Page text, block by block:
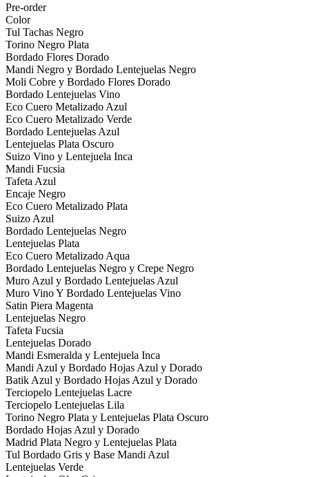
Pre-order
Color
Tul Tachas Negro
Torino Negro Plata
Bordado Flores Dorado
Mandi Negro y Bordado Lentejuelas Negro
Moli Cobre y Bordado Flores Dorado
Bordado Lentejuelas Vino
Eco Cuero Metalizado Azul
Eco Cuero Metalizado Verde
Bordado Lentejuelas Azul
Lentejuelas Plata Oscuro
Suizo Vino y Lentejuela Inca
Mandi Fucsia
Tafeta Azul
Encaje Negro
Eco Cuero Metalizado Plata
Suizo Azul
Bordado Lentejuelas Negro
Lentejuelas Plata
Eco Cuero Metalizado Aqua
Bordado Lentejuelas Negro y Crepe Negro
Muro Azul y Bordado Lentejuelas Azul
Muro Vino Y Bordado Lentejuelas Vino
Satin Piera Magenta
Lentejuelas Negro
Tafeta Fucsia
Lentejuelas Dorado
Mandi Esmeralda y Lentejuela Inca
Mandi Azul y Bordado Hojas Azul y Dorado
Batik Azul y Bordado Hojas Azul y Dorado
Terciopelo Lentejuelas Lacre
Terciopelo Lentejuelas Lila
Torino Negro Plata y Lentejuelas Plata Oscuro
Bordado Hojas Azul y Dorado
Madrid Plata Negro y Lentejuelas Plata
Tul Bordado Gris y Base Mandi Azul
Lentejuelas Verde